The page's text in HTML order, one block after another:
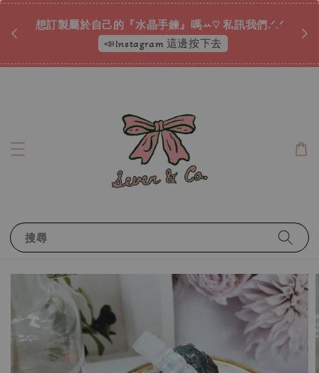
想訂製屬於自己的『水晶手鍊』嗎ꕀ♡ 私訊我們.ᐟ.ᐟ
📣Instagram 這邊按下去
搜尋